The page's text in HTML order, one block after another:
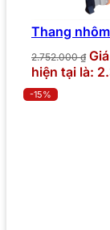
Thang
2.752.000₫
hiện tại là:
-15%